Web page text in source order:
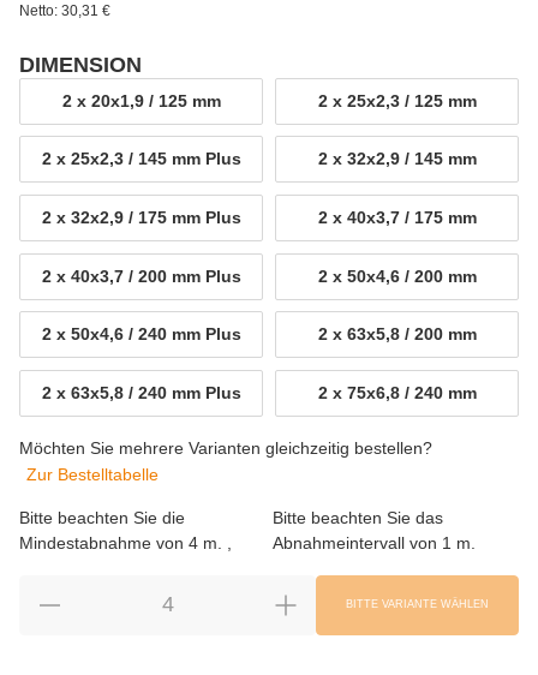
Netto: 30,31 €
DIMENSION
2 x 20x1,9 / 125 mm
2 x 20x1,9 / 125 mm
2 x 25x2,3 / 125 mm
2 x 25x2,3 / 125
2 x 25x2,3 / 145 mm Plus
2 x 25x2,3 / 145 mm Plus
2 x 32x2,9 / 145 mm
2 x 32x2,9 / 145
2 x 32x2,9 / 175 mm Plus
2 x 32x2,9 / 175 mm Plus
2 x 40x3,7 / 175 mm
2 x 40x3,7 / 175
2 x 40x3,7 / 200 mm Plus
2 x 40x3,7 / 200 mm Plus
2 x 50x4,6 / 200 mm
2 x 50x4,6 / 200
2 x 50x4,6 / 240 mm Plus
2 x 50x4,6 / 240 mm Plus
2 x 63x5,8 / 200 mm
2 x 63x5,8 / 200
2 x 63x5,8 / 240 mm Plus
2 x 63x5,8 / 240 mm Plus
2 x 75x6,8 / 240 mm
2 x 75x6,8 / 240
Möchten Sie mehrere Varianten gleichzeitig bestellen?
Zur Bestelltabelle
Bitte beachten Sie die
Mindestabnahme von 4 m.
Bitte beachten Sie das
Abnahmeintervall von 1 m.
BITTE VARIANTE WÄHLEN